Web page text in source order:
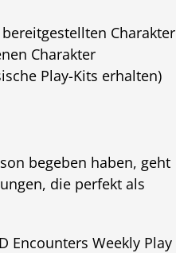
Charakter
Charakter
Play-Kits erhalten)
begeben haben, geht
die perfekt als
Encounters Weekly Play